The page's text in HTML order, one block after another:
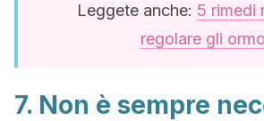
Leggete anche: 5 rimedi
regolare gli
7. Non è sempre